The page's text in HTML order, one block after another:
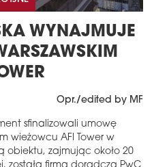
WYNAJMUJE
Opr./edited by MF
sfinalizowali umowę
wieżowcu AFI Tower w
obiektu, zajmując około 20